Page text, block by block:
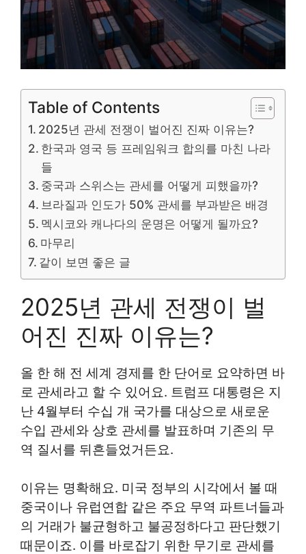
Table of Contents
2025년 관세 전쟁이 벌어진 진짜 이유는?
한국과 영국 등 프레임워크 합의를 마친 나라
들
중국과 스위스는 관세를 어떻게 피했을까?
브라질과 인도가 50% 관세를 부과받은 배경
멕시코와 캐나다의 운명은 어떻게 될까요?
마무리
같이 보면 좋은 글
2025년 관세 전쟁이 벌
어진 진짜 이유는?
올 한 해 전 세계 경제를 한 단어로 요약하면 바
로 관세라고 할 수 있어요. 트럼프 대통령은 지
난 4월부터 수십 개 국가를 대상으로 새로운
수입 관세와 상호 관세를 발표하며 기존의 무
역 질서를 뒤흔들었거든요.
이유는 명확해요. 미국 정부의 시각에서 볼 때
중국이나 유럽연합 같은 주요 무역 파트너들과
의 거래가 불균형하고 불공정하다고 판단했기
때문이죠. 이를 바로잡기 위한 무기로 관세를